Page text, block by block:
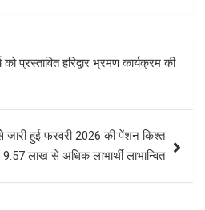
प्रस्तावित हरिद्वार भ्रमण कार्यक्रम की
हुई फरवरी 2026 की पेंशन किश्त
लाख से अधिक लाभार्थी लाभान्वित